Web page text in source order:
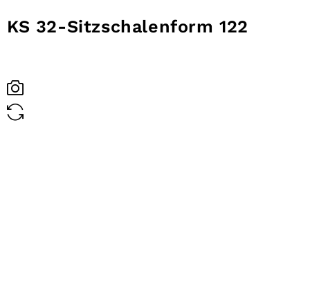
KS 32-Sitzschalenform 122